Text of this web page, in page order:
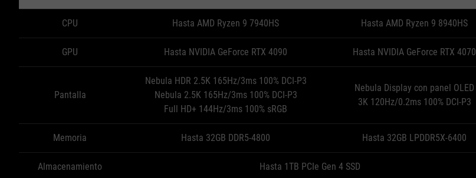
CPU Hasta AMD Ryzen 9 7940HS Hasta AMD Ryzen 9 8940HS
GPU Hasta NVIDIA GeForce RTX 4090 Hasta NVIDIA GeForce RTX 4070
Pantalla
Nebula HDR 2.5K 165Hz/3ms 100% DCI-P3
Nebula 2.5K 165Hz/3ms 100% DCI-P3
Full HD+ 144Hz/3ms 100% sRGB
Nebula Display con panel OLED
3K 120Hz/0.2ms 100% DCI-P3
Memoria Hasta 32GB DDR5-4800 Hasta 32GB LPDDR5X-6400
Almacenamiento Hasta 1TB PCIe Gen 4 SSD